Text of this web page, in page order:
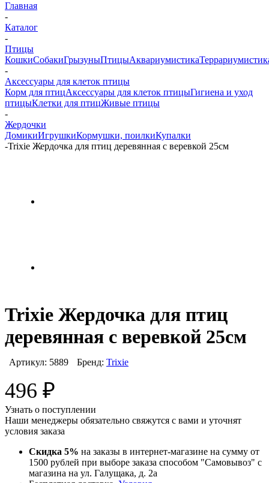
Главная
-
Каталог
-
Птицы
КошкиСобакиГрызуныПтицыАквариумистика
-
Аксессуары для клеток птицы
Корм для птицАксессуары для клеток птицыГигиена и уход
птицыКлетки для птицЖивые птицы
-
Жердочки
ДомикиИгрушкиКормушки, поилкиКупалки
-Trixie Жердочка для птиц деревянная с веревкой 25см
Trixie Жердочка для птиц
деревянная с веревкой 25см
Артикул: 5889 Бренд: Trixie
496 ₽
Узнать о поступлении
Наши менеджеры обязательно свяжутся с вами и уточнят
условия заказа
Скидка 5% на заказы в интернет-магазине на сумму от
1500 рублей при выборе заказа способом "Самовывоз" с
магазина на ул. Галущака, д. 2а